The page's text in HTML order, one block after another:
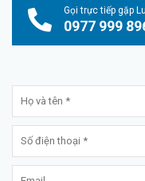
Gọi trực tiếp gặp
0977 999